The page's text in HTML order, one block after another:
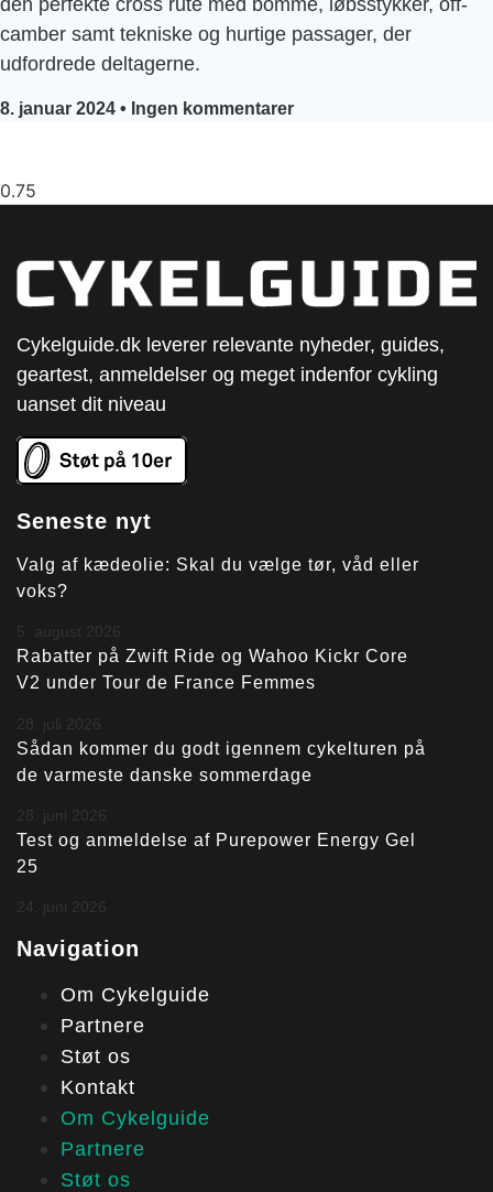
camber samt tekniske og hurtige passager, der
udfordrede deltagerne.
8. januar 2024 Ingen kommentarer
Cykelguide.dk leverer relevante nyheder, guides,
geartest, anmeldelser og meget indenfor cykling
uanset dit niveau
Seneste nyt
Valg af kædeolie: Skal du vælge tør, våd eller
voks?
5. august 2026
Rabatter på Zwift Ride og Wahoo Kickr Core
V2 under Tour de France Femmes
28. juli 2026
Sådan kommer du godt igennem cykelturen på
de varmeste danske sommerdage
28. juni 2026
Test og anmeldelse af Purepower Energy Gel
25
24. juni 2026
Navigation
Om Cykelguide
Partnere
Støt os
Kontakt
Om Cykelguide
Partnere
Støt os